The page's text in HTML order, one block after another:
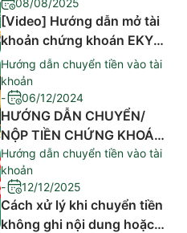
CỦA NGƯỜI NỘI BỘ
08/08/2025
[Video] Hướng dẫn mở tài
khoản chứng khoán EKYC
trên ứng dụng AAS PRO
Hướng dẫn chuyển tiền vào tài
khoản
-
06/12/2024
HƯỚNG DẪN CHUYỂN/
NỘP TIỀN CHỨNG KHOÁN
AAS QUA TÀI KHOẢN
ĐỊNH DANH
TECHCOMBANK & BIDV
Hướng dẫn chuyển tiền vào tài
khoản
-
12/12/2025
Cách xử lý khi chuyển tiền
không ghi nội dung hoặc